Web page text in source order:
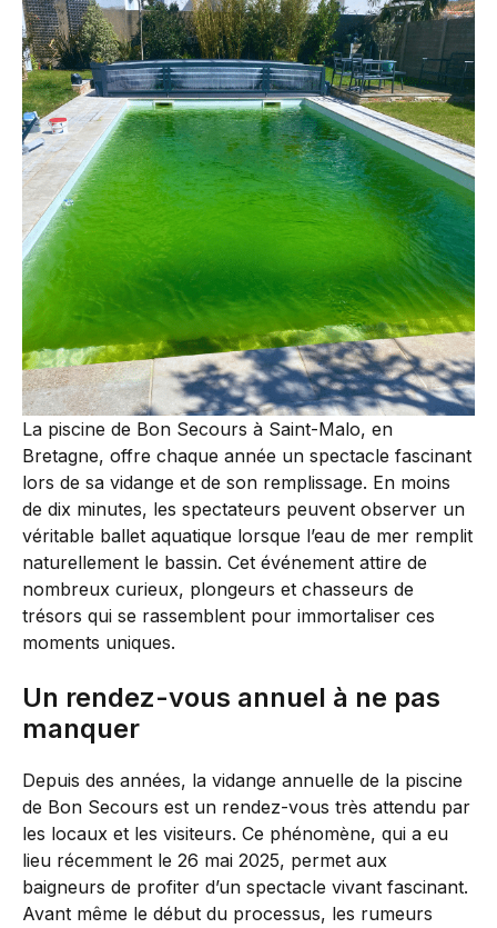
La piscine de Bon Secours à Saint-Malo, en
Bretagne, offre chaque année un spectacle fascinant
lors de sa vidange et de son remplissage. En moins
de dix minutes, les spectateurs peuvent observer un
véritable ballet aquatique lorsque l’eau de mer remplit
naturellement le bassin. Cet événement attire de
nombreux curieux, plongeurs et chasseurs de
trésors qui se rassemblent pour immortaliser ces
moments uniques.
Un rendez-vous annuel à ne pas
manquer
Depuis des années, la vidange annuelle de la piscine
de Bon Secours est un rendez-vous très attendu par
les locaux et les visiteurs. Ce phénomène, qui a eu
lieu récemment le 26 mai 2025, permet aux
baigneurs de profiter d’un spectacle vivant fascinant.
Avant même le début du processus, les rumeurs